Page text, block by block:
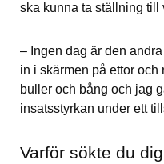
ska kunna ta ställning till
– Ingen dag är den
in i skärmen på ettor
buller och bång och jag
insatsstyrkan under ett
Varför sökte du